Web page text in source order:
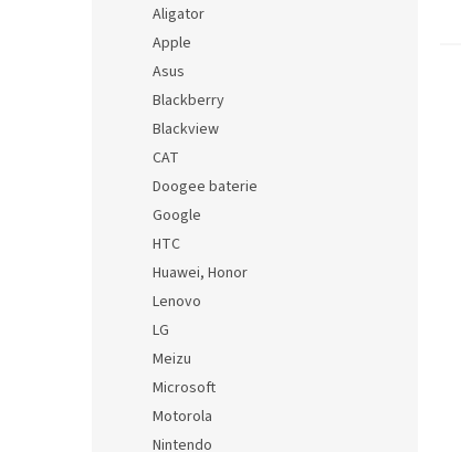
Aligator
Apple
Asus
Blackberry
Blackview
CAT
Doogee baterie
Google
HTC
Huawei, Honor
Lenovo
LG
Meizu
Microsoft
Motorola
Nintendo